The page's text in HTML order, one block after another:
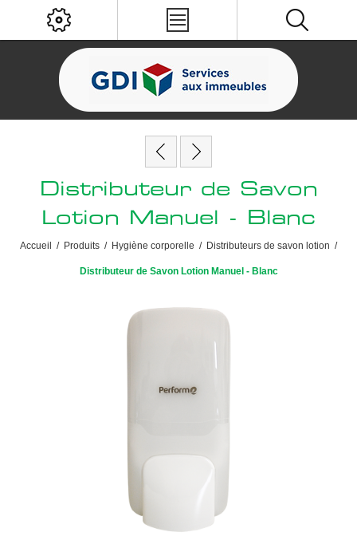
Distributeur de Savon
Lotion Manuel - Blanc
Accueil / Produits / Hygiène corporelle / Distributeurs de savon lotion /
Distributeur de Savon Lotion Manuel - Blanc